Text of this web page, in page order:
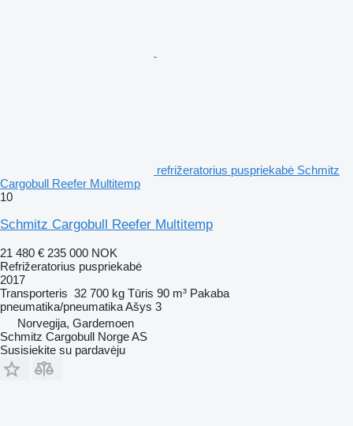
refrižeratorius puspriekabė Schmitz
Cargobull Reefer Multitemp
10
Schmitz Cargobull Reefer Multitemp
21 480 € 235 000 NOK
Refrižeratorius puspriekabė
2017
Transporteris 32 700 kg Tūris 90 m³ Pakaba
pneumatika/pneumatikaAšys 3
Norvegija, Gardemoen
Schmitz Cargobull Norge AS
Susisiekite su pardavėju